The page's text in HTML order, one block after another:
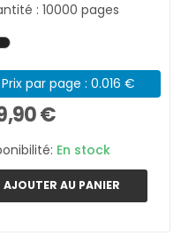
: 10000 pages
Prix par page : 0.016 €
€
En stock
AJOUTER AU PANIER